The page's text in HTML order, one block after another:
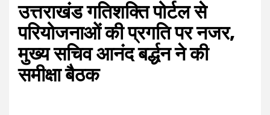
उत्तराखंड गतिशक्ति पोर्टल से
परियोजनाओं की प्रगति पर नजर,
मुख्य सचिव आनंद बर्द्धन ने की
समीक्षा बैठक